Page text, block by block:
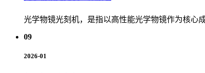
光学物镜光刻机，是指以高性能光学物镜作为核心
09
2026-01